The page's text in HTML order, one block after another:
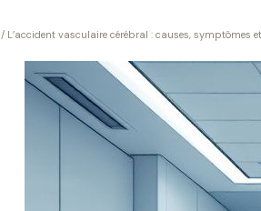
/ L’accident vasculaire cérébral : causes, symptômes